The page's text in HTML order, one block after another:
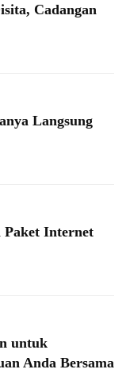
Cadangan
Langsung
Paket Internet
untuk
Anda Bersama